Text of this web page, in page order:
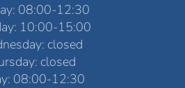
08:00-12:30
10:00-15:00
closed
closed
08:00-12:30